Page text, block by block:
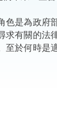
是為政府
有關的法
於何時是